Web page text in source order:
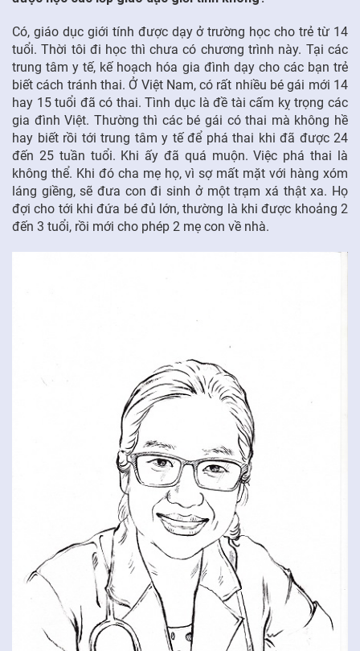
Có, giáo dục giới tính được dạy ở trường học cho trẻ từ 14
tuổi. Thời tôi đi học thì chưa có chương trình này. Tại các
trung tâm y tế, kế hoạch hóa gia đình dạy cho các bạn trẻ
biết cách tránh thai. Ở Việt Nam, có rất nhiều bé gái mới 14
hay 15 tuổi đã có thai. Tình dục là đề tài cấm kỵ trọng các
gia đình Việt. Thường thì các bé gái có thai mà không hề
hay biết rồi tới trung tâm y tế để phá thai khi đã được 24
đến 25 tuần tuổi. Khi ấy đã quá muộn. Việc phá thai là
không thể. Khi đó cha mẹ họ, vì sợ mất mặt với hàng xóm
láng giềng, sẽ đưa con đi sinh ở một trạm xá thật xa. Họ
đợi cho tới khi đứa bé đủ lớn, thường là khi được khoảng 2
đến 3 tuổi, rồi mới cho phép 2 mẹ con về nhà.